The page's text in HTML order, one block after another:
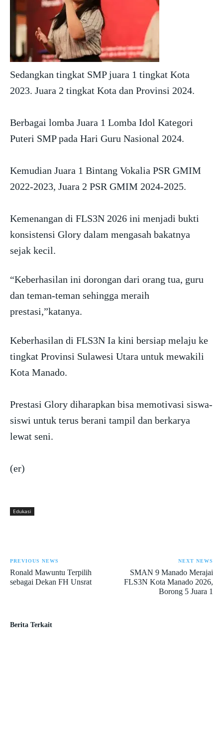
Sedangkan tingkat SMP juara 1 tingkat Kota
2023. Juara 2 tingkat Kota dan Provinsi 2024.
Berbagai lomba Juara 1 Lomba Idol Kategori
Puteri SMP pada Hari Guru Nasional 2024.
Kemudian Juara 1 Bintang Vokalia PSR GMIM
2022-2023, Juara 2 PSR GMIM 2024-2025.
Kemenangan di FLS3N 2026 ini menjadi bukti
konsistensi Glory dalam mengasah bakatnya
sejak kecil.
“Keberhasilan ini dorongan dari orang tua, guru
dan teman-teman sehingga meraih
prestasi,”katanya.
Keberhasilan di FLS3N Ia kini bersiap melaju ke
tingkat Provinsi Sulawesi Utara untuk mewakili
Kota Manado.
Prestasi Glory diharapkan bisa memotivasi siswa-
siswi untuk terus berani tampil dan berkarya
lewat seni.
(er)
Edukasi
PREVIOUS NEWS
Ronald Mawuntu Terpilih
sebagai Dekan FH Unsrat
NEXT NEWS
SMAN 9 Manado Merajai
FLS3N Kota Manado 2026,
Borong 5 Juara 1
Berita Terkait